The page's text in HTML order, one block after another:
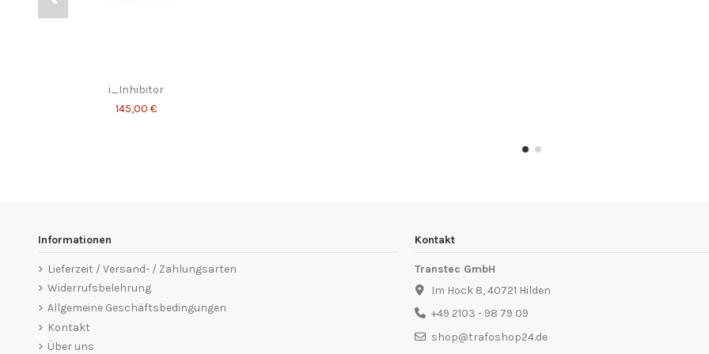
i_Inhibitor
145,00 €
Informationen
Lieferzeit / Versand- / Zahlungsarten
Widerrufsbelehrung
Allgemeine Geschäftsbedingungen
Kontakt
Über uns
Kontakt
Transtec GmbH
Im Hock 8, 40721 Hilden
+49 2103 - 98 79 09
shop@trafoshop24.de